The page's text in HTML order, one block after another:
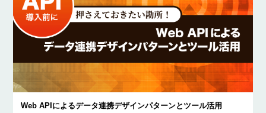
Web APIによるデータ連携デザインパターンとツール活用